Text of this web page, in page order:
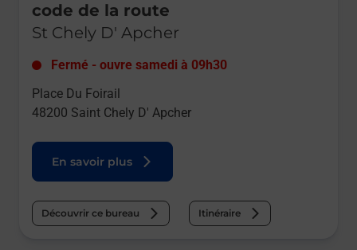
code de la route
St Chely D' Apcher
Fermé - ouvre samedi à 09h30
Place Du Foirail
48200 Saint Chely D' Apcher
En savoir plus
Découvrir ce bureau Itinéraire